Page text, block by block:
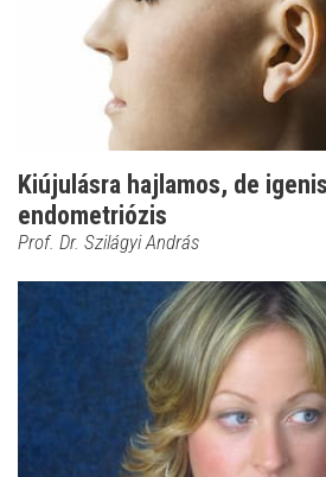
Kiújulásra hajlamos, de
endometriózis
Prof. Dr. Szilágyi András